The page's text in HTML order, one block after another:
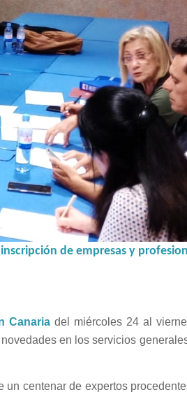
de empresas y
Canariadel miércoles 24 al
en los servicios
centenar de expertos